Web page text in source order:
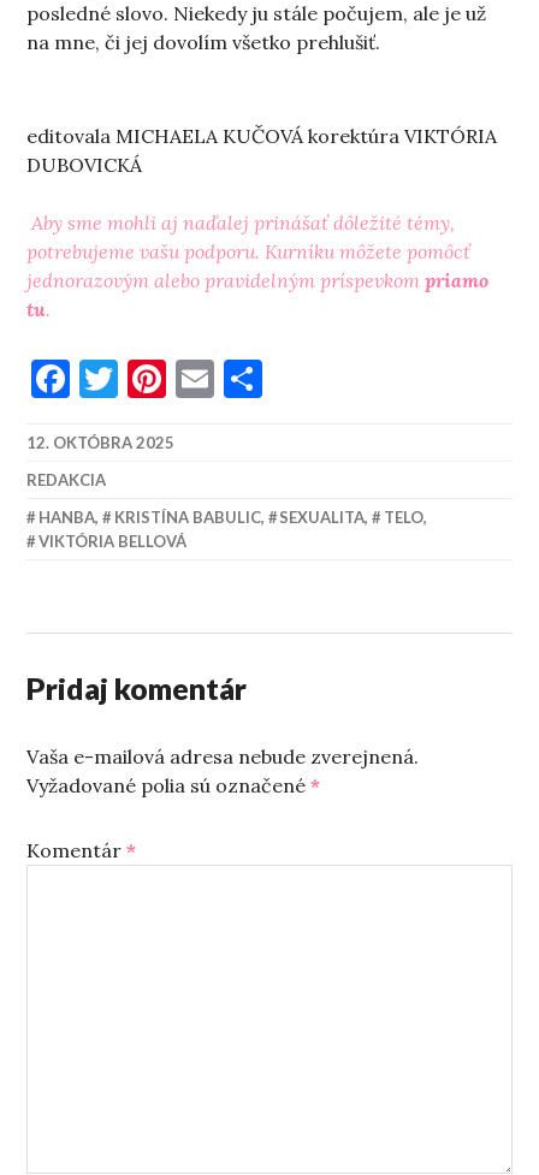
posledné slovo. Niekedy ju stále počujem, ale je už
na mne, či jej dovolím všetko prehlušiť.
editovala MICHAELA KUČOVÁ korektúra VIKTÓRIA
DUBOVICKÁ
Aby sme mohli aj naďalej prinášať dôležité témy,
potrebujeme vašu podporu. Kurníku môžete pomôcť
jednorazovým alebo pravidelným príspevkompriamo
tu.
Facebook
Twitter
Pinterest
Email
12. OKTÓBRA 2025
REDAKCIA
HANBA, KRISTÍNA BABULIC, SEXUALITA, TELO,
VIKTÓRIA BELLOVÁ
Pridaj komentár
Vaša e-mailová adresa nebude zverejnená.
Vyžadované polia sú označené*
Komentár*